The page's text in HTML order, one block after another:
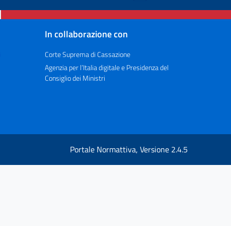
In collaborazione con
Corte Suprema di Cassazione
Agenzia per l’Italia digitale e Presidenza del
Consiglio dei Ministri
Portale Normattiva, Versione 2.4.5